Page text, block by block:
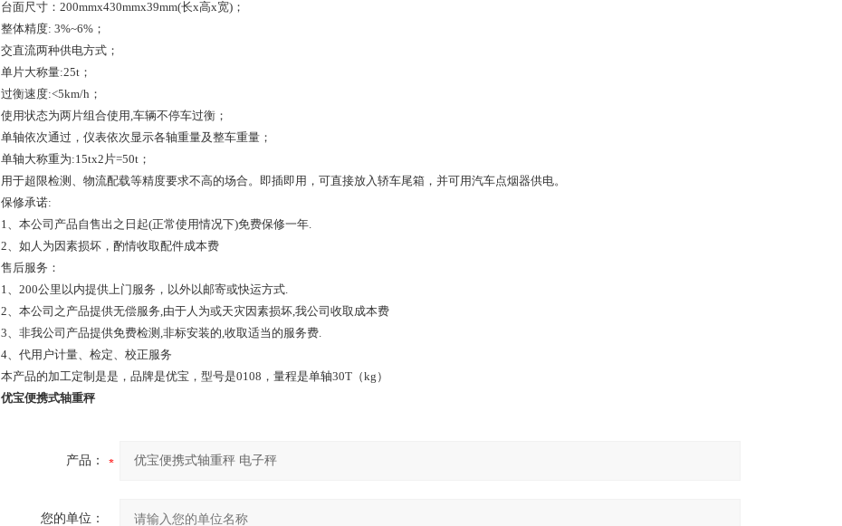
台面尺寸：200mmx430mmx39mm(长x高x宽)；
整体精度: 3%~6%；
交直流两种供电方式；
单片大称量:25t；
过衡速度:<5km/h；
使用状态为两片组合使用,车辆不停车过衡；
单轴依次通过，仪表依次显示各轴重量及整车重量；
单轴大称重为:15tx2片=50t；
用于超限检测、物流配载等精度要求不高的场合。即插即用，可直接放入轿车尾箱，并可用汽车点烟器供电。
保修承诺:
1、本公司产品自售出之日起(正常使用情况下)免费保修一年.
2、如人为因素损坏，酌情收取配件成本费
售后服务：
1、200公里以内提供上门服务，以外以邮寄或快运方式.
2、本公司之产品提供无偿服务,由于人为或天灾因素损坏,我公司收取成本费
3、非我公司产品提供免费检测,非标安装的,收取适当的服务费.
4、代用户计量、检定、校正服务
本产品的加工定制是是，品牌是优宝，型号是0108，量程是单轴30T（kg）
优宝便携式轴重秤
产品：
您的单位：